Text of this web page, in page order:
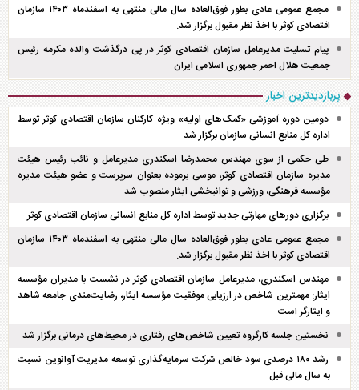
مجمع عمومی عادی بطور فوق‌العاده سال مالی منتهی به اسفند‌ماه ۱۴۰۳ سازمان
اقتصادی کوثر با اخذ نظر مقبول برگزار شد.
پیام تسلیت مدیرعامل سازمان اقتصادی کوثر در پی درگذشت والده مکرمه رئیس
جمعیت هلال احمر جمهوری اسلامی ایران
پربازدیدترین اخبار
دومین دوره آموزشی «کمک‌های اولیه» ویژه کارکنان سازمان اقتصادی کوثر توسط
اداره کل منابع انسانی سازمان برگزار شد
طی حکمی از سوی مهندس محمدرضا اسکندری مدیرعامل و نائب رئیس هیئت
مدیره سازمان اقتصادی کوثر، موسی برموده بعنوان سرپرست و عضو هیئت مدیره
مؤسسه فرهنگی، ورزشی و توانبخشی ایثار منصوب شد
برگزاری دور‌های مهارتی جدید توسط اداره کل منابع انسانی سازمان اقتصادی کوثر
مجمع عمومی عادی بطور فوق‌العاده سال مالی منتهی به اسفند‌ماه ۱۴۰۳ سازمان
اقتصادی کوثر با اخذ نظر مقبول برگزار شد.
مهندس اسکندری، مدیرعامل سازمان اقتصادی کوثر در نشست با مدیران مؤسسه
ایثار: مهمترین شاخص در ارزیابی موفقیت مؤسسه ایثار، رضایت‌مندی جامعه شاهد
و ایثارگر است
نخستین جلسه کارگروه تعیین شاخص‌های رفتاری در محیط‌های درمانی برگزار شد
رشد ۱۸۰ درصدی سود خالص شرکت سرمایه‌گذاری توسعه مدیریت آوانوین نسبت
به سال مالی قبل